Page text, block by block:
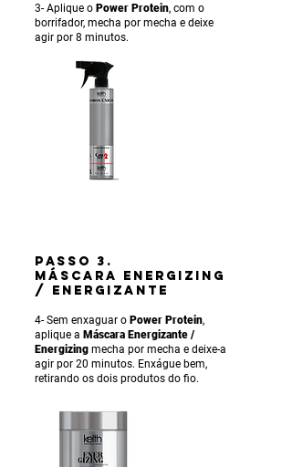
3- Aplique o Power Protein, com o
borrifador, mecha por mecha e deixe
agir por 8 minutos.
PASSO 3.
MÁSCARA ENERGIZING
/ ENERGIZANTE
4- Sem enxaguar o Power Protein,
aplique a Máscara Energizante /
Energizing mecha por mecha e deixe-a
agir por 20 minutos. Enxágue bem,
retirando os dois produtos do fio.